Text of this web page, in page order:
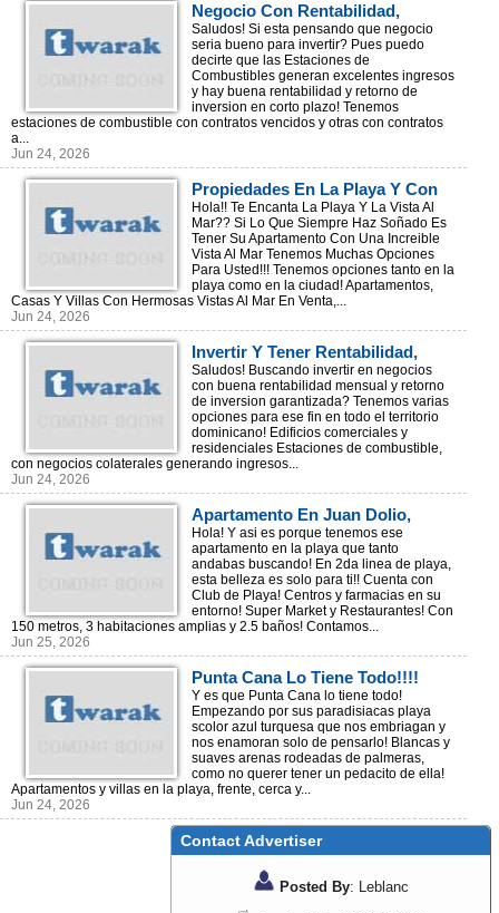
Negocio Con Rentabilidad,
Estaciones De Combustible!
Saludos! Si esta pensando que negocio
seria bueno para invertir? Pues puedo
decirte que las Estaciones de
Combustibles generan excelentes ingresos
y hay buena rentabilidad y retorno de
inversion en corto plazo! Tenemos
estaciones de combustible con contratos vencidos y otras con contratos
a...
Jun 24, 2026
Propiedades En La Playa Y Con
Vista Al Mar!! (En La Playa Y En
La Ciudad)
Hola!! Te Encanta La Playa Y La Vista Al
Mar?? Si Lo Que Siempre Haz Soñado Es
Tener Su Apartamento Con Una Increible
Vista Al Mar Tenemos Muchas Opciones
Para Usted!!! Tenemos opciones tanto en la
playa como en la ciudad! Apartamentos,
Casas Y Villas Con Hermosas Vistas Al Mar En Venta,...
Jun 24, 2026
Invertir Y Tener Rentabilidad,
Leer Mas!!
Saludos! Buscando invertir en negocios
con buena rentabilidad mensual y retorno
de inversion garantizada? Tenemos varias
opciones para ese fin en todo el territorio
dominicano! Edificios comerciales y
residenciales Estaciones de combustible,
con negocios colaterales generando ingresos...
Jun 24, 2026
Apartamento En Juan Dolio,
Proximo A La Playa!
Hola! Y asi es porque tenemos ese
apartamento en la playa que tanto
andabas buscando! En 2da linea de playa,
esta belleza es solo para ti!! Cuenta con
Club de Playa! Centros y farmacias en su
entorno! Super Market y Restaurantes! Con
150 metros, 3 habitaciones amplias y 2.5 baños! Contamos...
Jun 25, 2026
Punta Cana Lo Tiene Todo!!!!
Y es que Punta Cana lo tiene todo!
Empezando por sus paradisiacas playa
scolor azul turquesa que nos embriagan y
nos enamoran solo de pensarlo! Blancas y
suaves arenas rodeadas de palmeras,
como no querer tener un pedacito de ella!
Apartamentos y villas en la playa, frente, cerca y...
Jun 24, 2026
Contact Advertiser
Posted By: Leblanc